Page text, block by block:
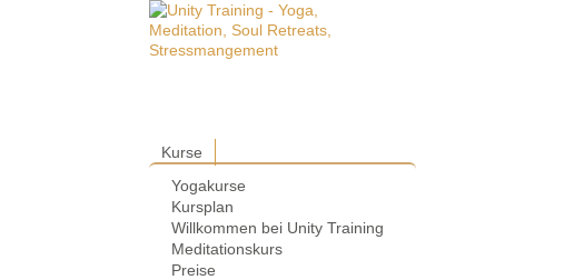
Kurse
Yogakurse
Kursplan
Willkommen bei Unity Training
Meditationskurs
Preise